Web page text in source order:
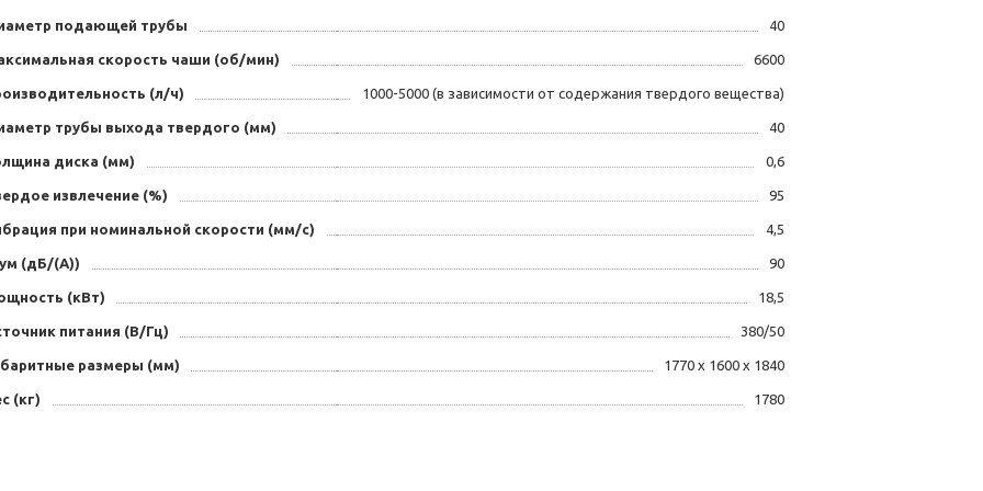
подающей трубы 40
скорость чаши (об/мин) 6600
(л/ч) 1000-5000 (в зависимости от содержания твердого вещества)
трубы выхода твердого (мм) 40
диска (мм) 0,6
извлечение (%) 95
при номинальной скорости (мм/с) 4,5
(дБ/(А)) 90
(кВт) 18,5
питания (В/Гц) 380/50
размеры (мм) 1770 х 1600 х 1840
(кг) 1780